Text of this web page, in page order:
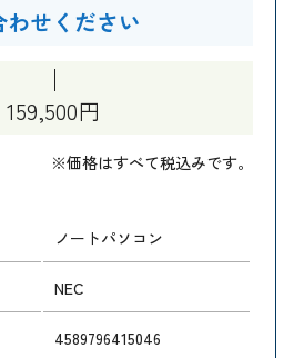
わせください
159,500円
※価格はすべて税込みです。
ノートパソコン
NEC
4589796415046